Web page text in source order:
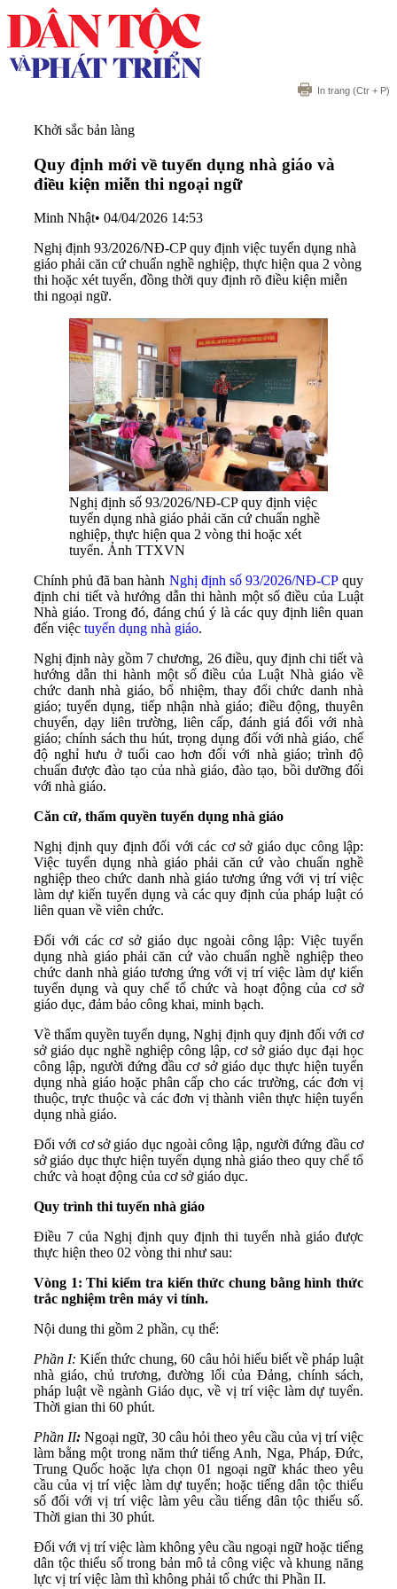
In trang (Ctr + P)
Khởi sắc bản làng
Quy định mới về tuyển dụng nhà giáo và
điều kiện miễn thi ngoại ngữ
Minh Nhật• 04/04/2026 14:53
Nghị định 93/2026/NĐ-CP quy định việc tuyển dụng nhà
giáo phải căn cứ chuẩn nghề nghiệp, thực hiện qua 2 vòng
thi hoặc xét tuyển, đồng thời quy định rõ điều kiện miễn
thi ngoại ngữ.
Nghị định số 93/2026/NĐ-CP quy định việc
tuyển dụng nhà giáo phải căn cứ chuẩn nghề
nghiệp, thực hiện qua 2 vòng thi hoặc xét
tuyển. Ảnh TTXVN
Chính phủ đã ban hành Nghị định số 93/2026/NĐ-CPquy
định chi tiết và hướng dẫn thi hành một số điều của Luật
Nhà giáo. Trong đó, đáng chú ý là các quy định liên quan
đến việc tuyển dụng nhà giáo.
Nghị định này gồm 7 chương, 26 điều, quy định chi tiết và
hướng dẫn thi hành một số điều của Luật Nhà giáo về
chức danh nhà giáo, bổ nhiệm, thay đổi chức danh nhà
giáo; tuyển dụng, tiếp nhận nhà giáo; điều động, thuyên
chuyển, dạy liên trường, liên cấp, đánh giá đối với nhà
giáo; chính sách thu hút, trọng dụng đối với nhà giáo, chế
độ nghỉ hưu ở tuổi cao hơn đối với nhà giáo; trình độ
chuẩn được đào tạo của nhà giáo, đào tạo, bồi dưỡng đối
với nhà giáo.
Căn cứ, thẩm quyền tuyển dụng nhà giáo
Nghị định quy định đối với các cơ sở giáo dục công lập:
Việc tuyển dụng nhà giáo phải căn cứ vào chuẩn nghề
nghiệp theo chức danh nhà giáo tương ứng với vị trí việc
làm dự kiến tuyển dụng và các quy định của pháp luật có
liên quan về viên chức.
Đối với các cơ sở giáo dục ngoài công lập: Việc tuyển
dụng nhà giáo phải căn cứ vào chuẩn nghề nghiệp theo
chức danh nhà giáo tương ứng với vị trí việc làm dự kiến
tuyển dụng và quy chế tổ chức và hoạt động của cơ sở
giáo dục, đảm bảo công khai, minh bạch.
Về thẩm quyền tuyển dụng, Nghị định quy định đối với cơ
sở giáo dục nghề nghiệp công lập, cơ sở giáo dục đại học
công lập, người đứng đầu cơ sở giáo dục thực hiện tuyển
dụng nhà giáo hoặc phân cấp cho các trường, các đơn vị
thuộc, trực thuộc và các đơn vị thành viên thực hiện tuyển
dụng nhà giáo.
Đối với cơ sở giáo dục ngoài công lập, người đứng đầu cơ
sở giáo dục thực hiện tuyển dụng nhà giáo theo quy chế tổ
chức và hoạt động của cơ sở giáo dục.
Quy trình thi tuyển nhà giáo
Điều 7 của Nghị định quy định thi tuyển nhà giáo được
thực hiện theo 02 vòng thi như sau:
Vòng 1: Thi kiểm tra kiến thức chung bằng hình thức
trắc nghiệm trên máy vi tính.
Nội dung thi gồm 2 phần, cụ thể:
Phần I: Kiến thức chung, 60 câu hỏi hiểu biết về pháp luật
nhà giáo, chủ trương, đường lối của Đảng, chính sách,
pháp luật về ngành Giáo dục, về vị trí việc làm dự tuyển.
Thời gian thi 60 phút.
Phần II: Ngoại ngữ, 30 câu hỏi theo yêu cầu của vị trí việc
làm bằng một trong năm thứ tiếng Anh, Nga, Pháp, Đức,
Trung Quốc hoặc lựa chọn 01 ngoại ngữ khác theo yêu
cầu của vị trí việc làm dự tuyển; hoặc tiếng dân tộc thiểu
số đối với vị trí việc làm yêu cầu tiếng dân tộc thiểu số.
Thời gian thi 30 phút.
Đối với vị trí việc làm không yêu cầu ngoại ngữ hoặc tiếng
dân tộc thiểu số trong bản mô tả công việc và khung năng
lực vị trí việc làm thì không phải tổ chức thi Phần II.